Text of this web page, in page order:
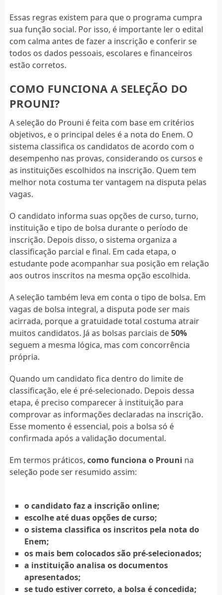
Essas regras existem para que o programa cumpra
sua função social. Por isso, é importante ler o edital
com calma antes de fazer a inscrição e conferir se
todos os dados pessoais, escolares e financeiros
estão corretos.
COMO FUNCIONA A SELEÇÃO DO
PROUNI?
A seleção do Prouni é feita com base em critérios
objetivos, e o principal deles é a nota do Enem. O
sistema classifica os candidatos de acordo com o
desempenho nas provas, considerando os cursos e
as instituições escolhidos na inscrição. Quem tem
melhor nota costuma ter vantagem na disputa pelas
vagas.
O candidato informa suas opções de curso, turno,
instituição e tipo de bolsa durante o período de
inscrição. Depois disso, o sistema organiza a
classificação parcial e final. Em cada etapa, o
estudante pode acompanhar sua posição em relação
aos outros inscritos na mesma opção escolhida.
A seleção também leva em conta o tipo de bolsa. Em
vagas de bolsa integral, a disputa pode ser mais
acirrada, porque a gratuidade total costuma atrair
muitos candidatos. Já as bolsas parciais de50%
seguem a mesma lógica, mas com concorrência
própria.
Quando um candidato fica dentro do limite de
classificação, ele é pré-selecionado. Depois dessa
etapa, é preciso comparecer à instituição para
comprovar as informações declaradas na inscrição.
Esse momento é essencial, pois a bolsa só é
confirmada após a validação documental.
Em termos práticos, como funciona o Prouni na
seleção pode ser resumido assim:
o candidato faz a inscrição online;
escolhe até duas opções de curso;
o sistema classifica os inscritos pela nota do
Enem;
os mais bem colocados são pré-selecionados;
a instituição analisa os documentos
apresentados;
se tudo estiver correto, a bolsa é concedida;